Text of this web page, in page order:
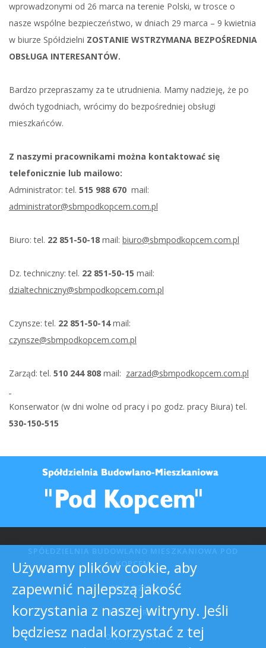
wprowadzonymi od 26 marca na terenie Polski, w trosce o
nasze wspólne bezpieczeństwo, w dniach 29 marca – 9 kwietnia
w biurze Spółdzielni ZOSTANIE WSTRZYMANA BEZPOŚREDNIA
OBSŁUGA INTERESANTÓW.
Bardzo przepraszamy za te utrudnienia. Mamy nadzieję, że po
dwóch tygodniach, wrócimy do bezpośredniej obsługi
mieszkańców.
Z naszymi pracownikami można kontaktować się
telefonicznie lub mailowo:
Administrator: tel. 515 988 670 mail:
administrator@sbmpodkopcem.com.pl
Biuro: tel. 22 851-50-18 mail: biuro@sbmpodkopcem.com.pl
Dz. techniczny: tel. 22 851-50-15 mail:
dzialtechniczny@sbmpodkopcem.com.pl
Czynsze: tel. 22 851-50-14mail:
czynsze@sbmpodkopcem.com.pl
Zarząd: tel. 510 244 808 mail: zarzad@sbmpodkopcem.com.pl
Konserwator (w dni wolne od pracy i po godz. pracy Biura) tel.
530-150-515
KOPCEM
O SPÓŁDZIELNI
PRZETARGI
OGŁOSZENIA
Używamy plików cookie, aby
zapewnić najlepszą jakość
korzystania z naszej witryny. Jeśli
będziesz nadal korzystać z tej